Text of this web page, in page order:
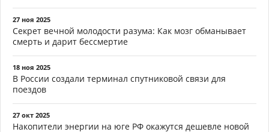
27 ноя 2025
Секрет вечной молодости разума: Как мозг обманывает
смерть и дарит бессмертие
18 ноя 2025
В России создали терминал спутниковой связи для
поездов
27 окт 2025
Накопители энергии на юге РФ окажутся дешевле новой